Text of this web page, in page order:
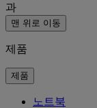
과
맨 위로 이동
제품
제품
노트북